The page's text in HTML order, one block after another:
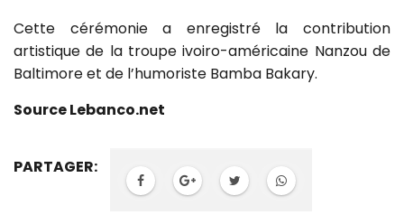
Cette cérémonie a enregistré la contribution
artistique de la troupe ivoiro-américaine Nanzou de
Baltimore et de l’humoriste Bamba Bakary.
Source Lebanco.net
PARTAGER: